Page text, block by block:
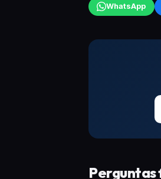
WhatsApp